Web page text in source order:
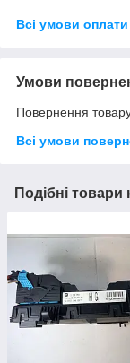
Всі умови оплати
Умови
Повернення
Всі умови
Подібні товари